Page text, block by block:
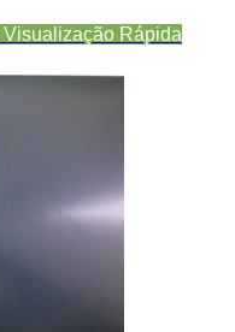
Visualização Rápida